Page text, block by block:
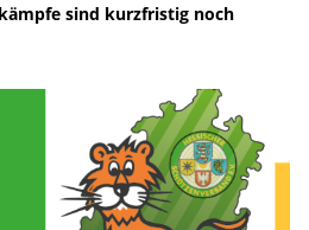
sind kurzfristig noch